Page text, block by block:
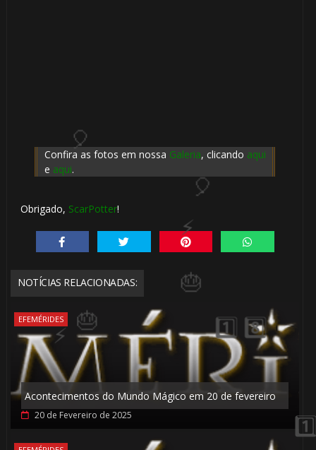
Confira as fotos em nossa Galeria, clicando aqui
e aqui.
Obrigado, ScarPotter!
NOTÍCIAS RELACIONADAS:
EFEMÉRIDES
Acontecimentos do Mundo Mágico em 20 de fevereiro
20 de Fevereiro de 2025